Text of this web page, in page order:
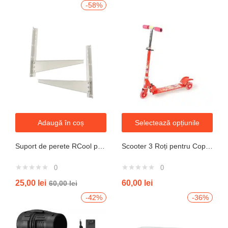
-58%
Adaugă în coș
0
25,00 lei 60,00lei
Selectează opțiunile
0
60,00 lei
-42% -36%